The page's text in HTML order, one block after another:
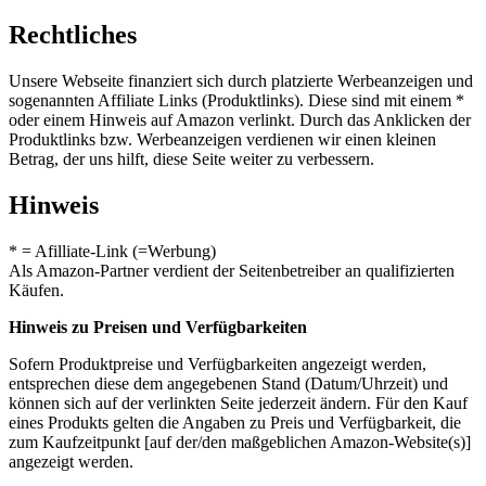
Rechtliches
Unsere Webseite finanziert sich durch platzierte Werbeanzeigen und
sogenannten Affiliate Links (Produktlinks). Diese sind mit einem *
oder einem Hinweis auf Amazon verlinkt. Durch das Anklicken der
Produktlinks bzw. Werbeanzeigen verdienen wir einen kleinen
Betrag, der uns hilft, diese Seite weiter zu verbessern.
Hinweis
* = Afilliate-Link (=Werbung)
Als Amazon-Partner verdient der Seitenbetreiber an qualifizierten
Käufen.
Hinweis zu Preisen und Verfügbarkeiten
Sofern Produktpreise und Verfügbarkeiten angezeigt werden,
entsprechen diese dem angegebenen Stand (Datum/Uhrzeit) und
können sich auf der verlinkten Seite jederzeit ändern. Für den Kauf
eines Produkts gelten die Angaben zu Preis und Verfügbarkeit, die
zum Kaufzeitpunkt [auf der/den maßgeblichen Amazon-Website(s)]
angezeigt werden.